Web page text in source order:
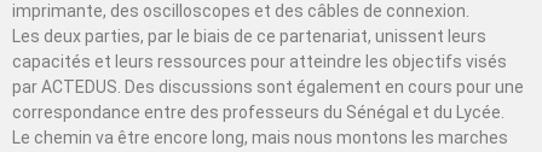
imprimante, des oscilloscopes et des câbles de connexion.
Les deux parties, par le biais de ce partenariat, unissent leurs
capacités et leurs ressources pour atteindre les objectifs visés
par ACTEDUS. Des discussions sont également en cours pour une
correspondance entre des professeurs du Sénégal et du Lycée.
Le chemin va être encore long, mais nous montons les marches